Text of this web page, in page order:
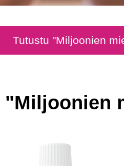
Tutustu "Miljoonien